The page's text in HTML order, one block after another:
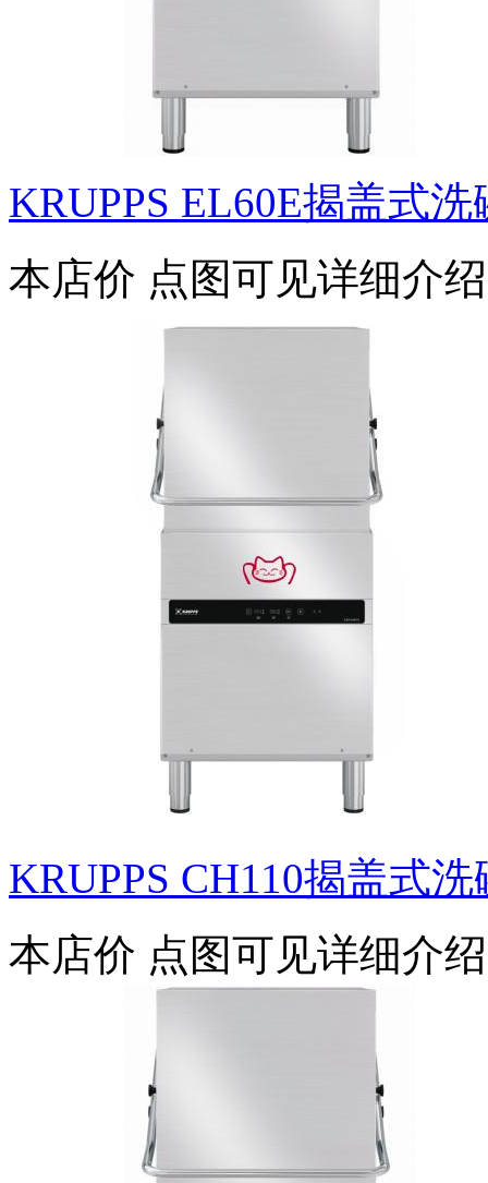
KRUPPS EL60E揭盖式洗
本店价 点图可见详细介绍
KRUPPS CH110揭盖式洗
本店价 点图可见详细介绍